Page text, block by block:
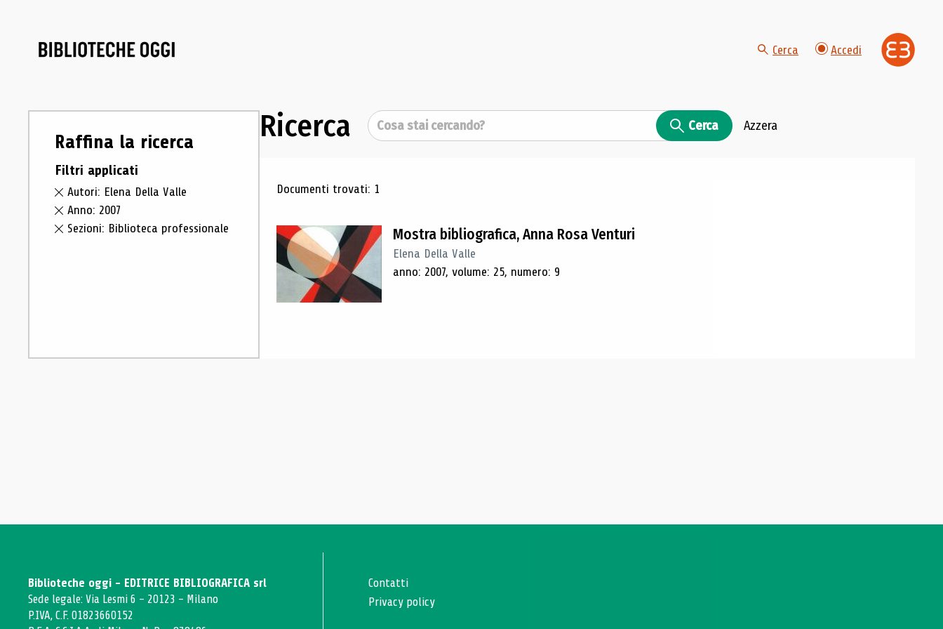
Cerca Accedi
Raffina la ricerca
Filtri applicati
Autori: Elena Della Valle
Anno: 2007
Sezioni: Biblioteca professionale
Ricerca Cerca Cerca Azzera
Risultati di ricerca
Documenti trovati: 1
Mostra bibliografica, Anna Rosa Venturi
Elena Della Valle
anno: 2007, volume: 25, numero: 9
Biblioteche oggi - EDITRICE BIBLIOGRAFICA srl
Sede legale: Via Lesmi 6 - 20123 - Milano
P.IVA, C.F. 01823660152
Contatti
Privacy policy